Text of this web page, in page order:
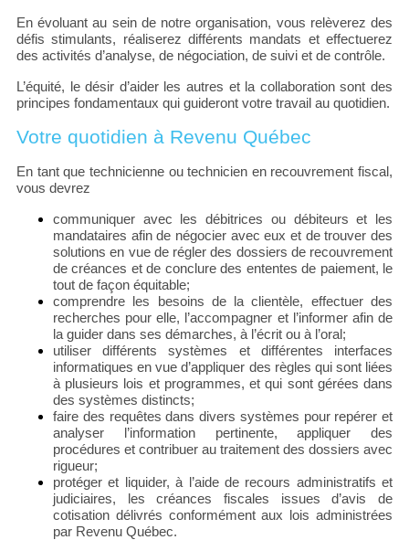
En évoluant au sein de notre organisation, vous relèverez des
défis stimulants, réaliserez différents mandats et effectuerez
des activités d’analyse, de négociation, de suivi et de contrôle.
L’équité, le désir d’aider les autres et la collaboration sont des
principes fondamentaux qui guideront votre travail au quotidien.
Votre quotidien à Revenu Québec
En tant que technicienne ou technicien en recouvrement fiscal,
vous devrez
communiquer avec les débitrices ou débiteurs et les
mandataires afin de négocier avec eux et de trouver des
solutions en vue de régler des dossiers de recouvrement
de créances et de conclure des ententes de paiement, le
tout de façon équitable;
comprendre les besoins de la clientèle, effectuer des
recherches pour elle, l’accompagner et l’informer afin de
la guider dans ses démarches, à l’écrit ou à l’oral;
utiliser différents systèmes et différentes interfaces
informatiques en vue d’appliquer des règles qui sont liées
à plusieurs lois et programmes, et qui sont gérées dans
des systèmes distincts;
faire des requêtes dans divers systèmes pour repérer et
analyser l’information pertinente, appliquer des
procédures et contribuer au traitement des dossiers avec
rigueur;
protéger et liquider, à l’aide de recours administratifs et
judiciaires, les créances fiscales issues d’avis de
cotisation délivrés conformément aux lois administrées
par Revenu Québec.